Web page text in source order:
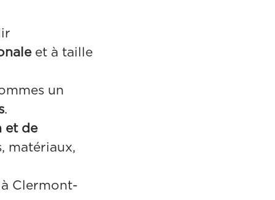
et à taille
un
.
et de
matériaux,
Clermont-